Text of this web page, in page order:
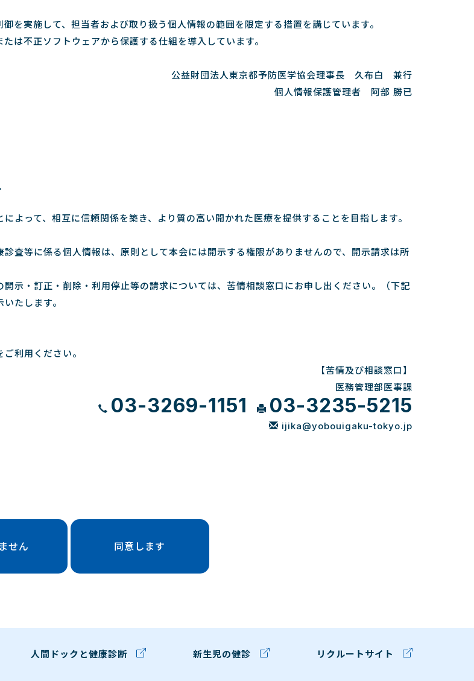
を実施して、担当者および取り扱う個人情報の範囲を限定する措置を講じています。
は不正ソフトウェアから保護する仕組を導入しています。
公益財団法人東京都予防医学協会理事長 久布白 兼行
個人情報保護管理者 阿部 勝已
よって、相互に信頼関係を築き、より質の高い開かれた医療を提供することを目指します。
査等に係る個人情報は、原則として本会には開示する権限がありませんので、開示請求は所
示・訂正・削除・利用停止等の請求については、苦情相談窓口にお申し出ください。（下記
たします。
利用ください。
【苦情及び相談窓口】
医務管理部医事課
03-3269-1151 03-3235-5215
ijika@yobouigaku-tokyo.jp
せん 同意します
人間ドックと健康診断 新生児の健診 リクルートサイト